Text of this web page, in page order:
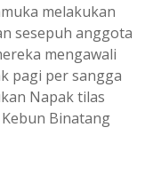
melakukan
sesepuh anggota
mengawali
pagi per sangga
Napak tilas
Binatang